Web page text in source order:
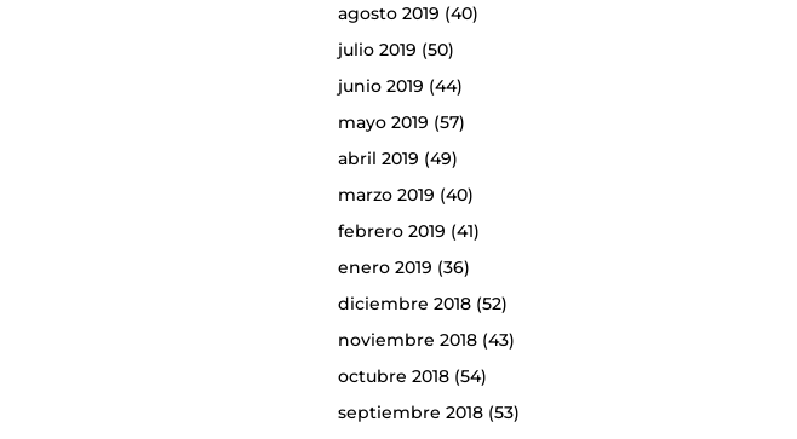
agosto 2019 (40)
julio 2019 (50)
junio 2019 (44)
mayo 2019 (57)
abril 2019 (49)
marzo 2019 (40)
febrero 2019 (41)
enero 2019 (36)
diciembre 2018(52)
noviembre 2018(43)
octubre 2018(54)
septiembre 2018(53)